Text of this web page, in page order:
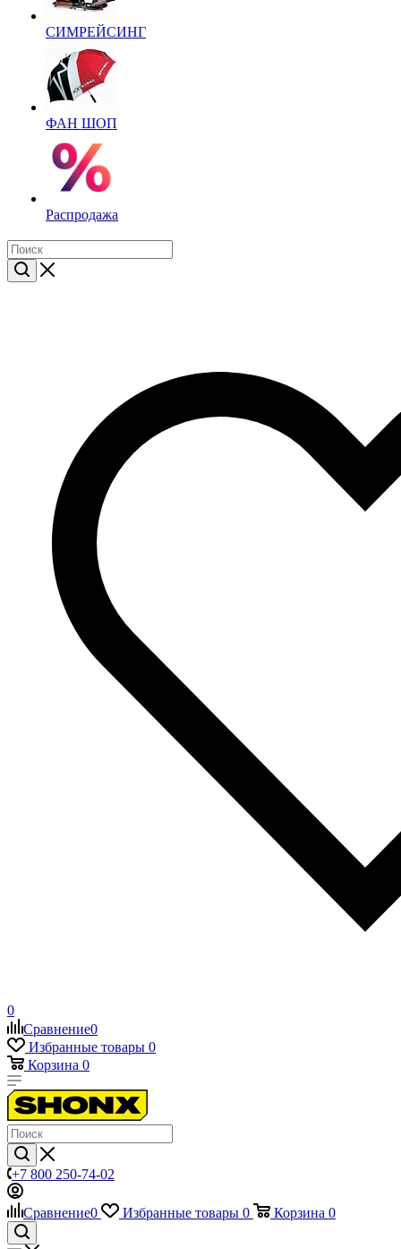
СИМРЕЙСИНГ
ФАН ШОП
Распродажа
0
Сравнение0
Избранные товары 0
Корзина 0
+7 800 250-74-02
Сравнение0 Избранные товары 0 Корзина 0